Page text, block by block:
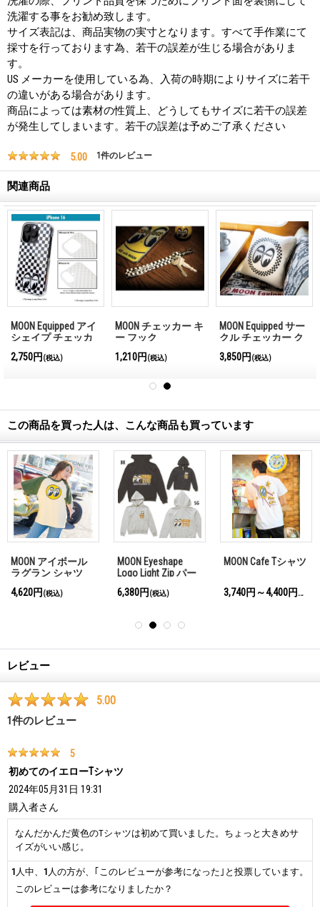
洗濯する事をお勧め致します。
サイズ表記は、商品実物の実寸となります。すべて手作業にて
採寸を行っております為、若干の誤差が生じる場合がありま
す。
US メーカーを使用している為、入荷の時期によりサイズに若干
の違いがある場合があります。
商品によっては素材の性質上、どうしてもサイズに若干の誤差
が発生してしまいます。若干の誤差は予めご了承ください
5.00 1件のレビュー
関連商品
MOON Equipped アイ
シェイプ チェッカ
ケース クリア
2,750円 (税込)
MOON チェッカー キ
ー フック
1,210円 (税込)
MOON Equipped サー
クル チェッカー ク
3,850円 (税込)
この商品を買った人は、こんな商品も買っています
MOON アイボール
ラグラン シャツ
4,620円 (税込)
MOON Eyeshape
Logo Light Zip パー
6,380円 (税込)
MOON Cafe Tシャツ
3,740円～4,400円
(税込)
レビュー
5.00
1件のレビュー
5
初めてのイエローTシャツ
2024年05月31日 19:31
購入者さん
なんだかんだ黄色のTシャツは初めて買いました。ちょっと大きめサ
イズがいい感じ。
1 人中、 1 人の方が、｢このレビューが参考になった｣と投票しています。
このレビューは参考になりましたか？